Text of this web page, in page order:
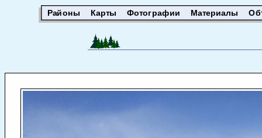
Районы Карты Фотографии Материалы